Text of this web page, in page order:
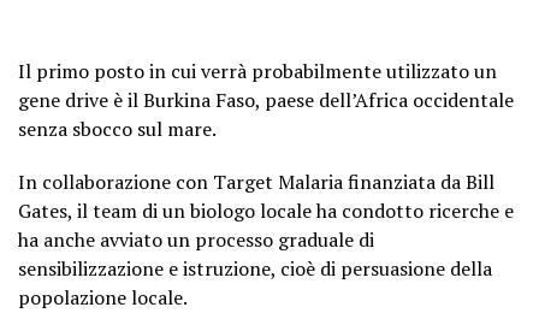
Il primo posto in cui verrà probabilmente utilizzato un
gene drive è il Burkina Faso, paese dell’Africa occidentale
senza sbocco sul mare.
In collaborazione con Target Malaria finanziata da Bill
Gates, il team di un biologo locale ha condotto ricerche e
ha anche avviato un processo graduale di
sensibilizzazione e istruzione, cioè di persuasione della
popolazione locale.